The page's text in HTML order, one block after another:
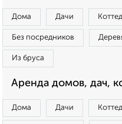
Дома Дачи
Без посредников
Из бруса
Аренда домов, дач,
Дома Дачи